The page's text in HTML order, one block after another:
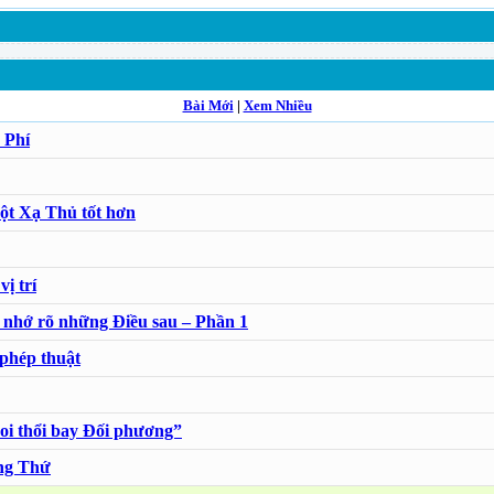
Bài Mới| Xem Nhiều
Phí
Xạ Thủ tốt hơn
vị trí
rõ những Điều sau – Phần 1
thuật
thổi bay Đối phương”
Thứ